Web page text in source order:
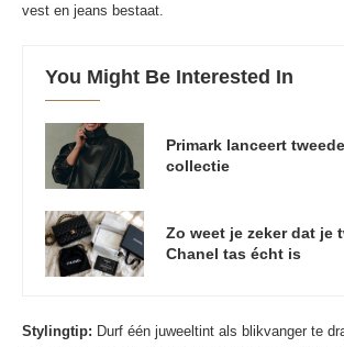
vest en jeans bestaat.
You Might Be Interested In
Primark lanceert tweede
collectie
Zo weet je zeker dat je
Chanel tas écht is
Stylingtip: Durf één juweeltint als blikvanger te